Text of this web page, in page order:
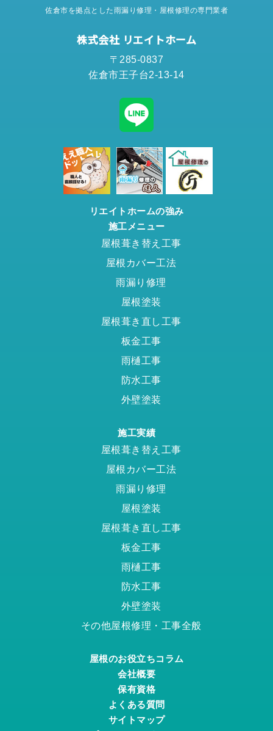
佐倉市を拠点とした雨漏り修理・屋根修理の専門業者
株式会社 リエイトホーム
〒285-0837
佐倉市王子台2-13-14
リエイトホームの強み
施工メニュー
屋根葺き替え工事
屋根カバー工法
雨漏り修理
屋根塗装
屋根葺き直し工事
板金工事
雨樋工事
防水工事
外壁塗装
施工実績
屋根葺き替え工事
屋根カバー工法
雨漏り修理
屋根塗装
屋根葺き直し工事
板金工事
雨樋工事
防水工事
外壁塗装
その他屋根修理・工事全般
屋根のお役立ちコラム
会社概要
保有資格
よくある質問
サイトマップ